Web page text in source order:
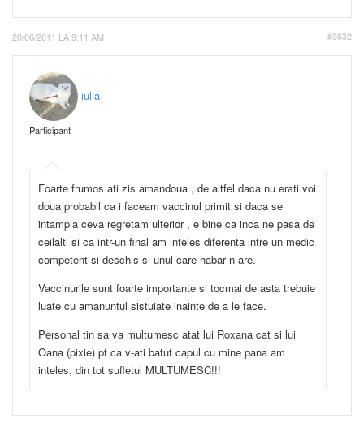
20/06/2011 LA 9:11 AM #3632
iulia
Participant
Foarte frumos ati zis amandoua , de altfel daca nu erati voi
doua probabil ca i faceam vaccinul primit si daca se
intampla ceva regretam ulterior , e bine ca inca ne pasa de
ceilalti si ca intr-un final am inteles diferenta intre un medic
competent si deschis si unul care habar n-are.
Vaccinurile sunt foarte importante si tocmai de asta trebuie
luate cu amanuntul sistuiate inainte de a le face.
Personal tin sa va multumesc atat lui Roxana cat si lui
Oana (pixie) pt ca v-ati batut capul cu mine pana am
inteles, din tot sufletul MULTUMESC!!!